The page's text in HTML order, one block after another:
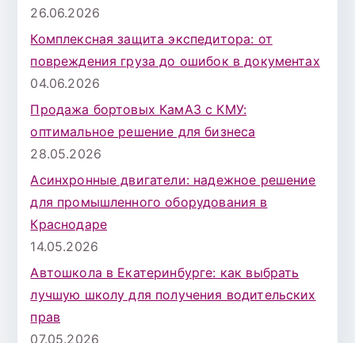
26.06.2026
Комплексная защита экспедитора: от
повреждения груза до ошибок в документах
04.06.2026
Продажа бортовых КамАЗ с КМУ:
оптимальное решение для бизнеса
28.05.2026
Асинхронные двигатели: надежное решение
для промышленного оборудования в
Краснодаре
14.05.2026
Автошкола в Екатеринбурге: как выбрать
лучшую школу для получения водительских
прав
07.05.2026